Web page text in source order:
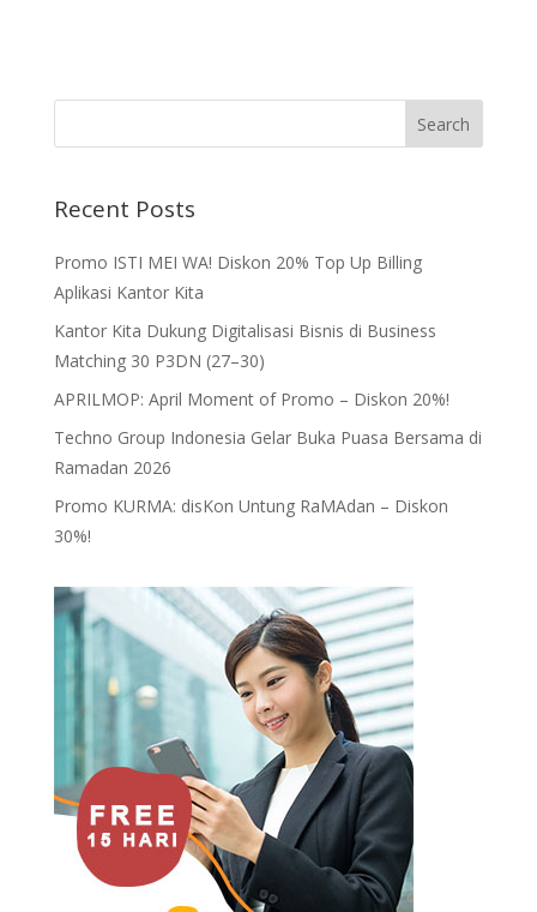
Recent Posts
Promo ISTI MEI WA! Diskon 20% Top Up Billing
Aplikasi Kantor Kita
Kantor Kita Dukung Digitalisasi Bisnis di Business
Matching 30 P3DN (27–30)
APRILMOP: April Moment of Promo – Diskon 20%!
Techno Group Indonesia Gelar Buka Puasa Bersama di
Ramadan 2026
Promo KURMA: disKon Untung RaMAdan – Diskon
30%!